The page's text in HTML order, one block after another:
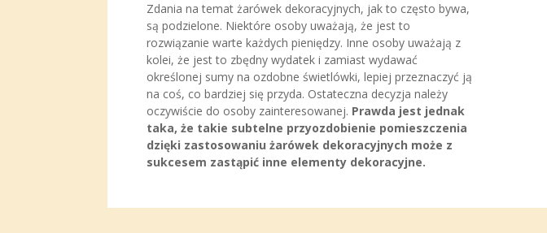
Zdania na temat żarówek dekoracyjnych, jak to często bywa,
są podzielone. Niektóre osoby uważają, że jest to
rozwiązanie warte każdych pieniędzy. Inne osoby uważają z
kolei, że jest to zbędny wydatek i zamiast wydawać
określonej sumy na ozdobne świetlówki, lepiej przeznaczyć ją
na coś, co bardziej się przyda. Ostateczna decyzja należy
oczywiście do osoby zainteresowanej. Prawda jest jednak
taka, że takie subtelne przyozdobienie pomieszczenia
dzięki zastosowaniu żarówek dekoracyjnych może z
sukcesem zastąpić inne elementy dekoracyjne.